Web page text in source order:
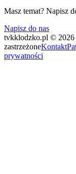
Masz temat? Napisz
Napisz do nas
tvkklodzko.pl © 2026
zastrzeżoneKontakt
prywatności